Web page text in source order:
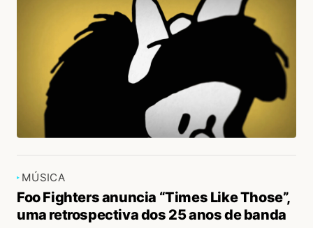
MÚSICA
Foo Fighters anuncia “Times Like Those”,
uma retrospectiva dos 25 anos de banda